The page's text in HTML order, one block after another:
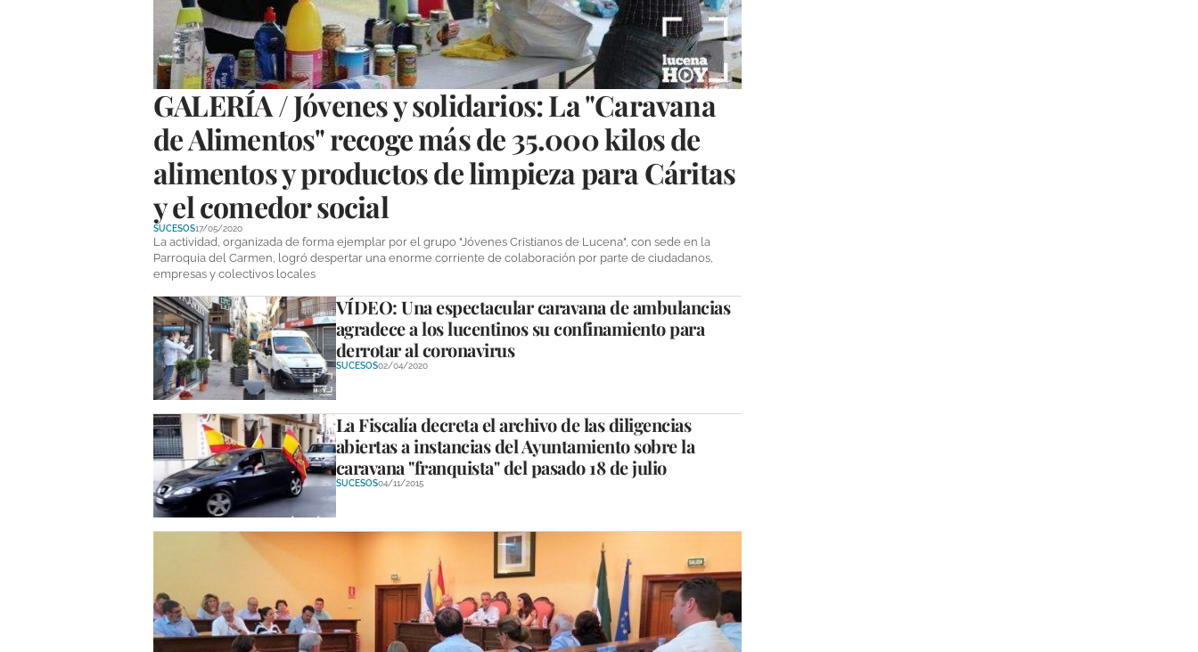
GALERÍA / Jóvenes y solidarios: La "Caravana
de Alimentos" recoge más de 35.000 kilos de
alimentos y productos de limpieza para Cáritas
y el comedor social
SUCESOS17/05/2020
La actividad, organizada de forma ejemplar por el grupo "Jóvenes Cristianos de Lucena", con sede en la
Parroquia del Carmen, logró despertar una enorme corriente de colaboración por parte de ciudadanos,
empresas y colectivos locales
VÍDEO: Una espectacular caravana de ambulancias
agradece a los lucentinos su confinamiento para
derrotar al coronavirus
SUCESOS02/04/2020
La Fiscalía decreta el archivo de las diligencias
abiertas a instancias del Ayuntamiento sobre la
caravana "franquista" del pasado 18 de julio
SUCESOS04/11/2015